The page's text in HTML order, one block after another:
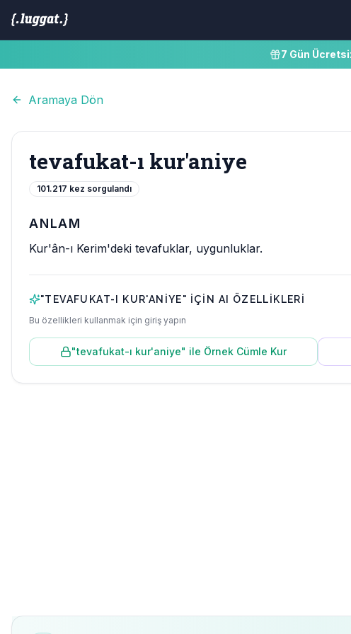
7 Gün
Aramaya Dön
tevafukat-ı kur'aniye
101.217 kez sorgulandı
ANLAM
Kur'ân-ı Kerim'deki tevafuklar, uygunluklar.
"TEVAFUKAT-I KUR'ANIYE" IÇIN AI ÖZELLIKLERI
Bu özellikleri kullanmak için giriş yapın
"tevafukat-ı kur'aniye" ile Örnek Cümle Kur